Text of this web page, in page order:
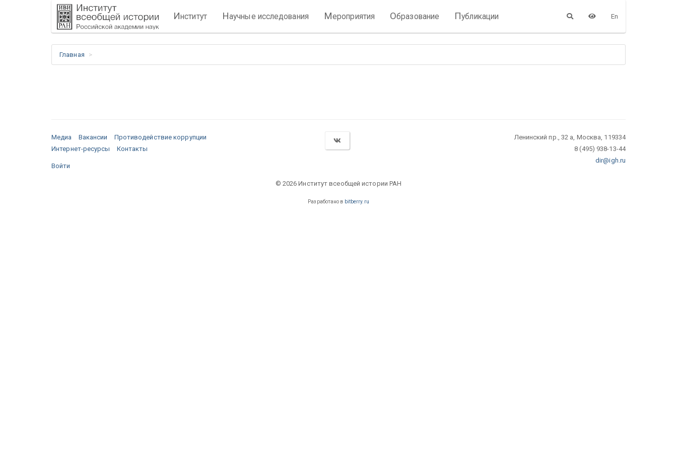
Институт Научные исследования Мероприятия Образование Публикации En
Главная
Медиа Вакансии
Противодействие коррупции
Интернет-ресурсы
Контакты
Войти
Ленинский пр., 32 а, Москва, 119334
8 (495) 938-13-44
dir@igh.ru
© 2026 Институт всеобщей истории РАН
Разработано в bitberry.ru